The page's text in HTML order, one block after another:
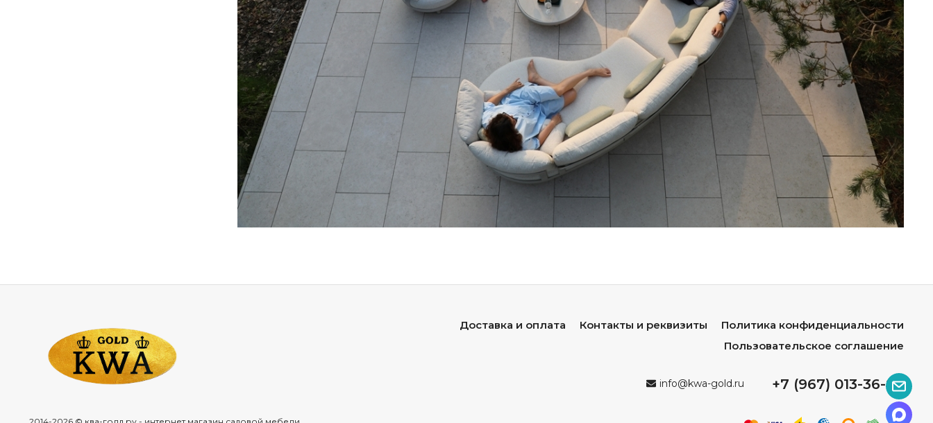
простой уход — достаточно протирать поверхность влажной тканью с мягким моющим средством;
эргономичность
— продуманные размеры и формы обеспечивают максимальный комфорт при использовании;
универсальная цветовая гамма
— доступны оттенки: светло‑серый, антрацит, матовый белый, серебристый и бежевый.
Легко сочетаются с деревом, стеклом, камнем и текстилем;
экологичность
— алюминий — полностью перерабатываемый материал, безопасный для здоровья и окружающей среды.
Что входит в коллекцию «Готланд»?
В нашем каталоге представлены стильные модели для дома, дачи и бизнеса:
обеденные комплекты(стол + стулья) — для семейных трапез и приёмов гостей;
диваны и кресла
— для комфортного отдыха на свежем воздухе, с опцией комплектации мягкими подушками из
комплекты для террасы и сада— готовые решения для обустройства открытых зон отдыха;
Доставка и оплата Контакты и реквизиты
Политика конфиденциальности
Пользовательское соглашение
info@kwa-gold.ru +7 (967) 013-36-96